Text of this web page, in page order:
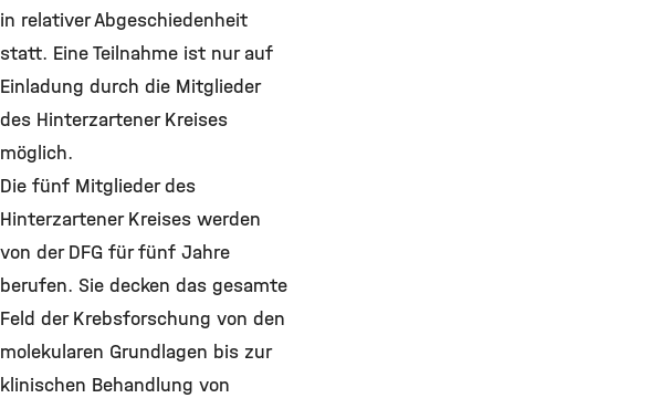
in relativer Abgeschiedenheit
statt. Eine Teilnahme ist nur auf
Einladung durch die Mitglieder
des Hinterzartener Kreises
möglich.
Die fünf Mitglieder des
Hinterzartener Kreises werden
von der DFG für fünf Jahre
berufen. Sie decken das gesamte
Feld der Krebsforschung von den
molekularen Grundlagen bis zur
klinischen Behandlung von